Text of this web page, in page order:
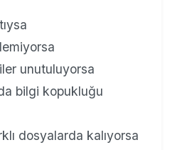
unutuluyorsa
bilgi kopukluğu
dosyalarda kalıyorsa